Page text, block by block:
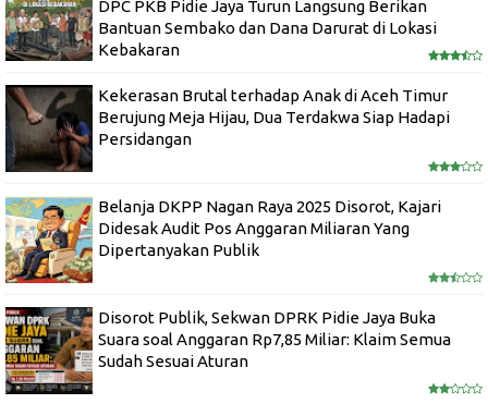
DPC PKB Pidie Jaya Turun Langsung Berikan
Bantuan Sembako dan Dana Darurat di Lokasi
Kebakaran
Kekerasan Brutal terhadap Anak di Aceh Timur
Berujung Meja Hijau, Dua Terdakwa Siap Hadapi
Persidangan
Belanja DKPP Nagan Raya 2025 Disorot, Kajari
Didesak Audit Pos Anggaran Miliaran Yang
Dipertanyakan Publik
Disorot Publik, Sekwan DPRK Pidie Jaya Buka
Suara soal Anggaran Rp7,85 Miliar: Klaim Semua
Sudah Sesuai Aturan